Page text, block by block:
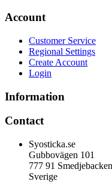
Account
Customer Service
Regional Settings
Create Account
Login
Information
Contact
Syosticka.se
Gubbovägen 101
777 91 Smedjebacken
Sverige